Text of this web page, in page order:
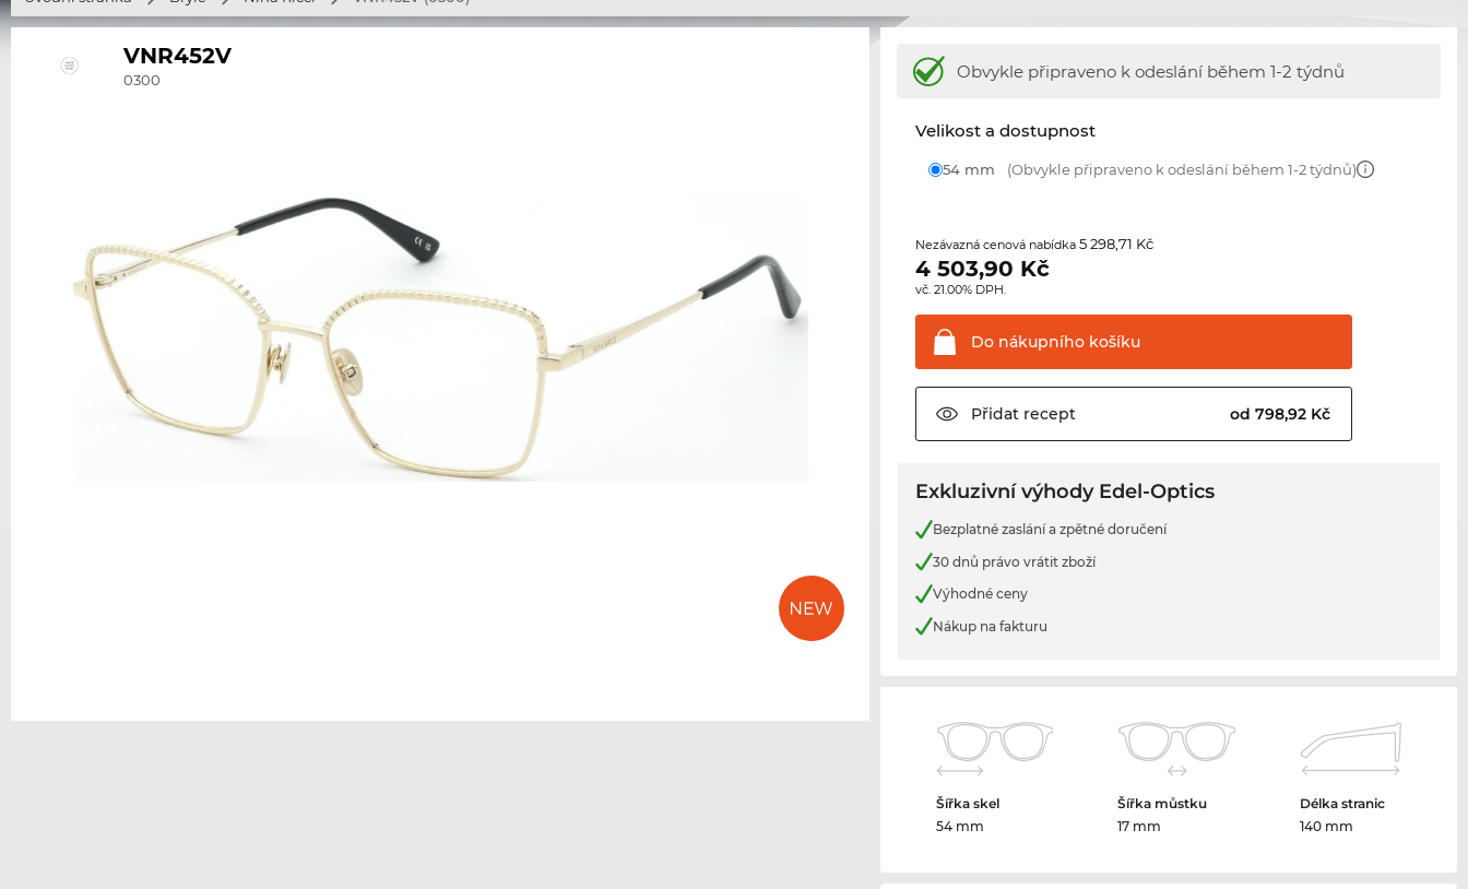
VNR452V
0300 Obvykle připraveno k odeslání během 1-2 týdnů
Velikost a dostupnost
54 mm (Obvykle připraveno k odeslání během 1-2 týdnů)
Nezávazná cenová nabídka5 298,71 Kč
4 503,90 Kč
vč. 21.00% DPH.
Do nákupního košíku
Přidat recept od 798,92 Kč
Exkluzivní výhody Edel-Optics
Bezplatné zaslání a zpětné doručení
30 dnů právo vrátit zboží
Výhodné ceny
Nákup na fakturu
Šířka skel
54 mm
Šířka můstku
17 mm
Délka stranic
140 mm